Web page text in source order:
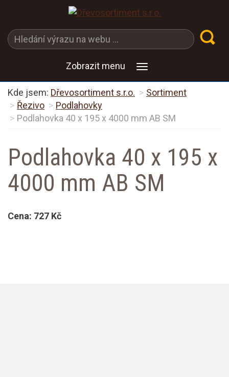
Zobrazit menu
Kde jsem: Dřevosortiment s.r.o.
Sortiment
Řezivo
Podlahovky
Podlahovka 40 x 195 x 4000 mm AB SM
Podlahovka 40 x 195 x
4000 mm AB SM
Cena: 727 Kč